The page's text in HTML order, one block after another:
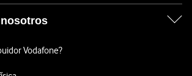
Vodafone?